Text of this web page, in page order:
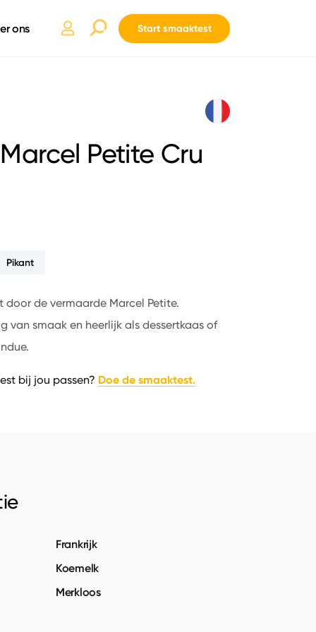
ons Start smaaktest
Petite Cru
Pikant
door de vermaarde Marcel Petite.
van smaak en heerlijk als dessertkaas of
bij jou passen? Doe de smaaktest.
Frankrijk
Koemelk
Merkloos